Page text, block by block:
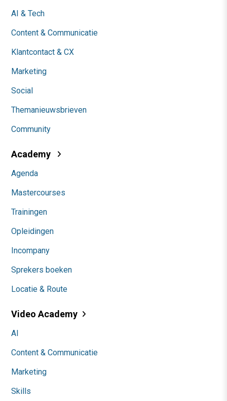
AI & Tech
Content & Communicatie
Klantcontact & CX
Marketing
Social
Themanieuwsbrieven
Community
Academy
Agenda
Mastercourses
Trainingen
Opleidingen
Incompany
Sprekers boeken
Locatie & Route
Video Academy
AI
Content & Communicatie
Marketing
Skills